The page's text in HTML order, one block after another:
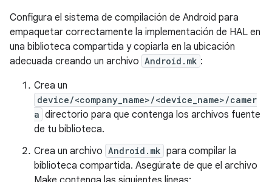
Configura el sistema de compilación de Android para
empaquetar correctamente la implementación de HAL en
una biblioteca compartida y copiarla en la ubicación
adecuada creando un archivo Android.mk :
Crea un
device/<company_name>/<device_name>/camer
a directorio para que contenga los archivos fuente
de tu biblioteca.
Crea un archivo Android.mk para compilar la
biblioteca compartida. Asegúrate de que el archivo